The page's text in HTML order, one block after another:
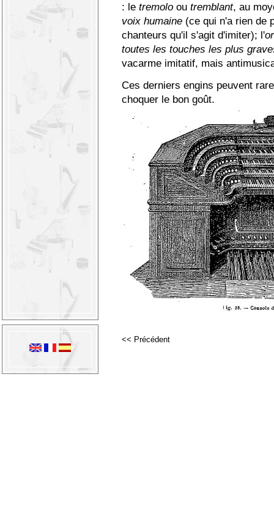
: le tremolo ou tremblant, au
voix humaine (ce qui n'a rien de
chanteurs qu'il s'agit d'imiter); l'
toutes les touches les plus
vacarme imitatif, mais
Ces derniers engins peuvent
choquer le bon goût.
<< Précédent